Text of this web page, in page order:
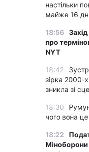
настільки
майже 16
18:56
про
NYT
18:42
зірка 2000-
зникла зі
18:30
чого вона
18:22
Міноборони